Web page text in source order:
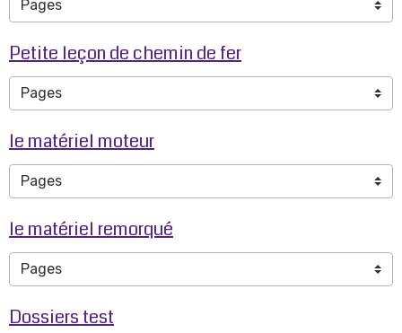
Petite leçon de chemin de fer
le matériel moteur
le matériel remorqué
Dossiers test